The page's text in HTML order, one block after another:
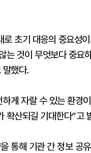
초기 대응의 중요성
는 것이 무엇보다 중요
말했다.
게 자랄 수 있는 환경
확산되길 기대한다”고
통해 기관 간 정보 공